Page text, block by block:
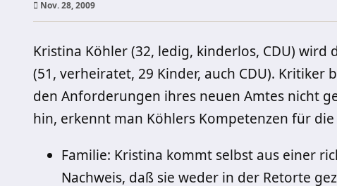
Nov. 28, 2009
Kristina Köhler (32, ledig, kinderlos, CDU)
(51, verheiratet, 29 Kinder, auch CDU).
den Anforderungen ihres neuen Amtes nicht
hin, erkennt man Köhlers Kompetenzen für die
Familie: Kristina kommt selbst aus einer
Nachweis, daß sie weder in der Retorte